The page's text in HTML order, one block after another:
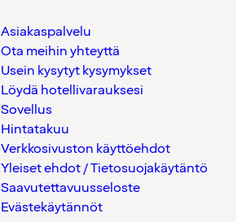
Asiakaspalvelu
Ota meihin yhteyttä
Usein kysytyt kysymykset
Löydä hotellivarauksesi
Sovellus
Hintatakuu
Verkkosivuston käyttöehdot
Yleiset ehdot / Tietosuojakäytäntö
Saavutettavuusseloste
Evästekäytännöt